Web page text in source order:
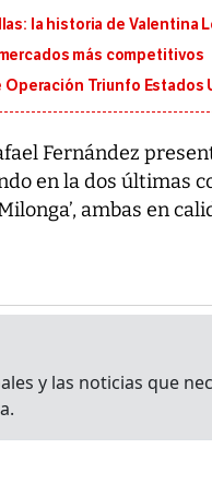
la historia de Valentina
más competitivos
Operación Triunfo Estados
Fernández
en la dos últimas
ambas en
emergencia de